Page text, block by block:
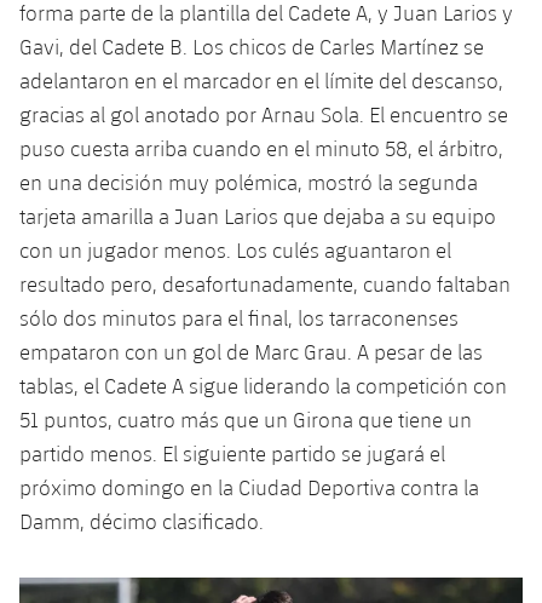
Barça Cafe
Ciutat Esportiva
La Masia
plusicon
más
Servicios
Servicios Médicos
Accesibilidad
plusicon
más
Acreditaciones
Instalaciones
SUB10 A
SUB10 B
SUB9 A
SUB9 B
SUB8 A
SUB8 B
Jugadores
Fotos
Historia
Palmarés
Infantil A
Infantil B
Mini
Entradas
Resultados
Clasificaciones
Jugadores
Fotos
Historia
Palmarés
Calendario
Resultados
Clasificaciones
Jugadores
Fotos
plusicon
más
Juvenil
Cadete A
Cadete B
Infantil A
Infantil B
PLUSICON
MÁS
Primer equipo
plusicon
más
Actualidad
Calendario
Entradas
Resultados
Clasificaciones
Jugadors
plusicon
más
Actualidad
Calendario
Resultados
Jugadores
Clasificaciones
Base
plusicon
más
Actualidad
Juvenil
Cadete
Infantil
Alevín
Campus Verano
PLUSICON
MÁS
Primer equipo
plusicon
más
Actualidad
Calendario
Barça Atlètic
plusicon
más
Actualidad
Base
forma parte de la plantilla del Cadete A, y Juan Larios y
Gavi, del Cadete B. Los chicos de Carles Martínez se
adelantaron en el marcador en el límite del descanso,
gracias al gol anotado por Arnau Sola. El encuentro se
puso cuesta arriba cuando en el minuto 58, el árbitro,
en una decisión muy polémica, mostró la segunda
tarjeta amarilla a Juan Larios que dejaba a su equipo
con un jugador menos. Los culés aguantaron el
resultado pero, desafortunadamente, cuando faltaban
sólo dos minutos para el final, los tarraconenses
empataron con un gol de Marc Grau. A pesar de las
tablas, el Cadete A sigue liderando la competición con
51 puntos, cuatro más que un Girona que tiene un
partido menos. El siguiente partido se jugará el
próximo domingo en la Ciudad Deportiva contra la
Damm, décimo clasificado.